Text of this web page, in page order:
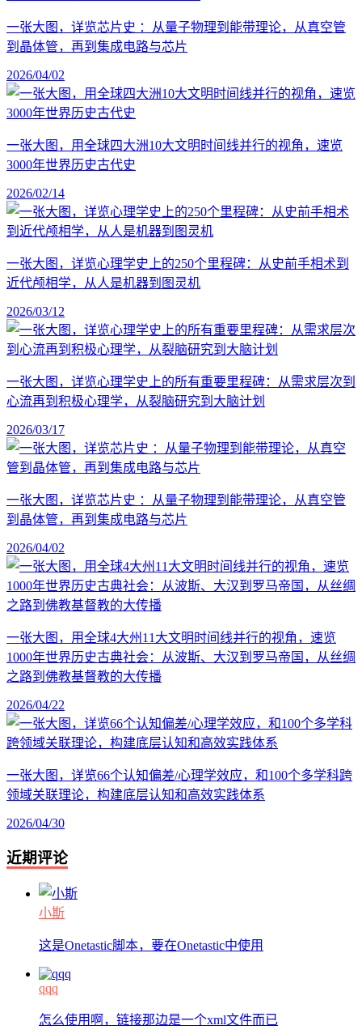
一张大图，详览芯片史 ：从量子物理到能带理论，从真空管
到晶体管，再到集成电路与芯片
2026/04/02
一张大图，用全球四大洲10大文明时间线并行的视角，速览
3000年世界历史古代史
2026/02/14
一张大图，详览心理学史上的250个里程碑：从史前手相术到
近代颅相学，从人是机器到图灵机
2026/03/12
一张大图，详览心理学史上的所有重要里程碑：从需求层次到
心流再到积极心理学，从裂脑研究到大脑计划
2026/03/17
一张大图，详览芯片史 ：从量子物理到能带理论，从真空管
到晶体管，再到集成电路与芯片
2026/04/02
一张大图，用全球4大州11大文明时间线并行的视角，速览
1000年世界历史古典社会：从波斯、大汉到罗马帝国，从丝绸
之路到佛教基督教的大传播
2026/04/22
一张大图，详览66个认知偏差/心理学效应，和100个多学科跨
领域关联理论，构建底层认知和高效实践体系
2026/04/30
近期评论
小斯
这是Onetastic脚本，要在Onetastic中使用
qqq
怎么使用啊，链接那边是一个xml文件而已